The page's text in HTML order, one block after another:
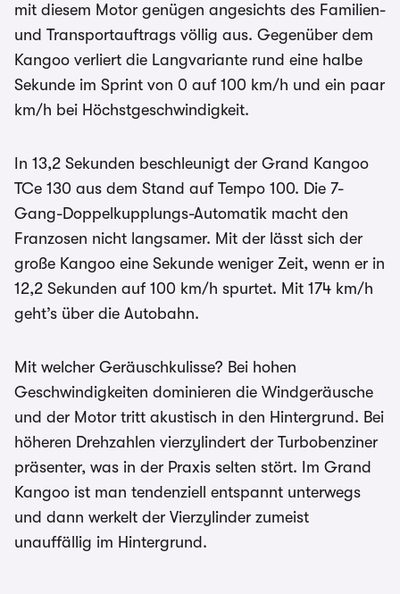
mit diesem Motor genügen angesichts des Familien-
und Transportauftrags völlig aus. Gegenüber dem
Kangoo verliert die Langvariante rund eine halbe
Sekunde im Sprint von 0 auf 100 km/h und ein paar
km/h bei Höchstgeschwindigkeit.
In 13,2 Sekunden beschleunigt der Grand Kangoo
TCe 130 aus dem Stand auf Tempo 100. Die 7-
Gang-Doppelkupplungs-Automatik macht den
Franzosen nicht langsamer. Mit der lässt sich der
große Kangoo eine Sekunde weniger Zeit, wenn er in
12,2 Sekunden auf 100 km/h spurtet. Mit 174 km/h
geht’s über die Autobahn.
Mit welcher Geräuschkulisse? Bei hohen
Geschwindigkeiten dominieren die Windgeräusche
und der Motor tritt akustisch in den Hintergrund. Bei
höheren Drehzahlen vierzylindert der Turbobenziner
präsenter, was in der Praxis selten stört. Im Grand
Kangoo ist man tendenziell entspannt unterwegs
und dann werkelt der Vierzylinder zumeist
unauffällig im Hintergrund.